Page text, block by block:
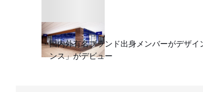
国内外有名ブランド出身メンバーがデザ
ンス」がデビュー